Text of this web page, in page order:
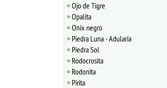
Ojo de Tigre
Opalita
Onix negro
Piedra Luna - Adularia
Piedra Sol
Rodocrosita
Rodonita
Pirita